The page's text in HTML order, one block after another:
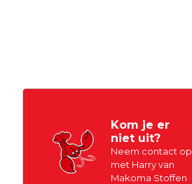
Kom je er
niet uit?
Neem contact op
met Harry van
Makoma Stoffen